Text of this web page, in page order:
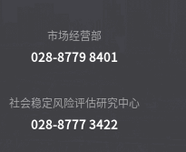
市场经营部
028-8779 8401
社会稳定风险评估研究中心
028-8777 3422